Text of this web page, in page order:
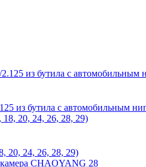
из бутила с автомобильным
20, 24, 26, 28, 29)